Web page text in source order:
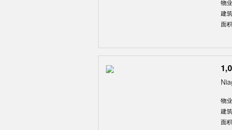
物
建
面
物
建
面